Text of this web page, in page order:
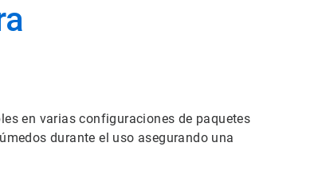
en varias configuraciones de paquetes
durante el uso asegurando una